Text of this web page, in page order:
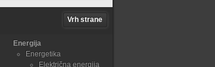
Vrh strane
Energija
Energetika
Električna energija